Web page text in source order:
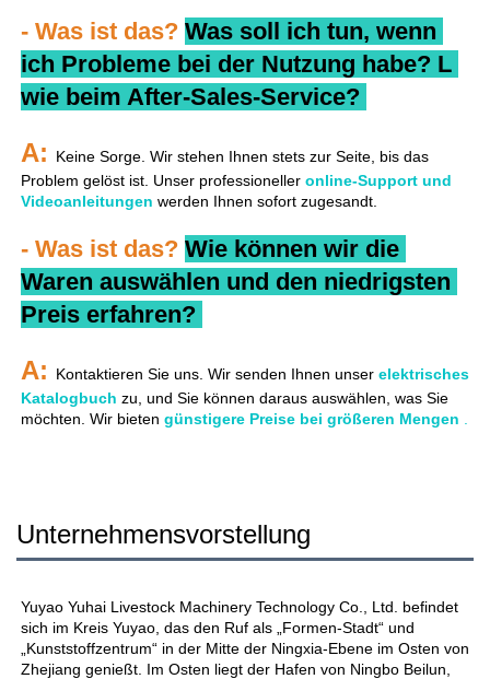
- Was ist das? Was soll ich tun, wenn
ich Probleme bei der Nutzung habe?
wie beim After-Sales-Service?
A:
Keine Sorge. Wir stehen Ihnen stets zur Seite, bis das
Problem gelöst ist. Unser professioneller online-Support und
Videoanleitungen werden Ihnen sofort zugesandt.
- Was ist das? Wie können wir die
Waren auswählen und den niedrigsten
Preis erfahren?
A: Kontaktieren Sie uns. Wir senden Ihnen unser elektrisches
Katalogbuch zu, und Sie können daraus auswählen, was Sie
möchten. Wir bieten günstigere Preise bei größeren Mengen
Unternehmensvorstellung
Yuyao Yuhai Livestock Machinery Technology Co., Ltd. befindet
sich im Kreis Yuyao, das den Ruf als „Formen-Stadt“ und
„Kunststoffzentrum“ in der Mitte der Ningxia-Ebene im Osten von
Zhejiang genießt. Im Osten liegt der Hafen von Ningbo Beilun,